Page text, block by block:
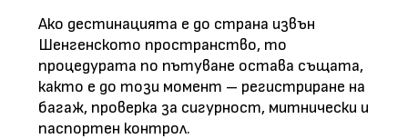
Ако дестинацията е до страна извън
Шенгенското пространство, то
процедурата по пътуване остава същата,
както е до този момент – регистриране на
багаж, проверка за сигурност, митнически и
паспортен контрол.